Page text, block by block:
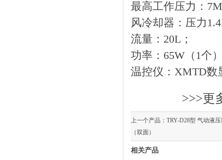
最高工作压力：
风冷却器：压力
流量：20L；
功率：65W（1个
温控仪：XMTD数
>>>更
上一个产品： TRY-D28型 气动液
（双面）
相关产品